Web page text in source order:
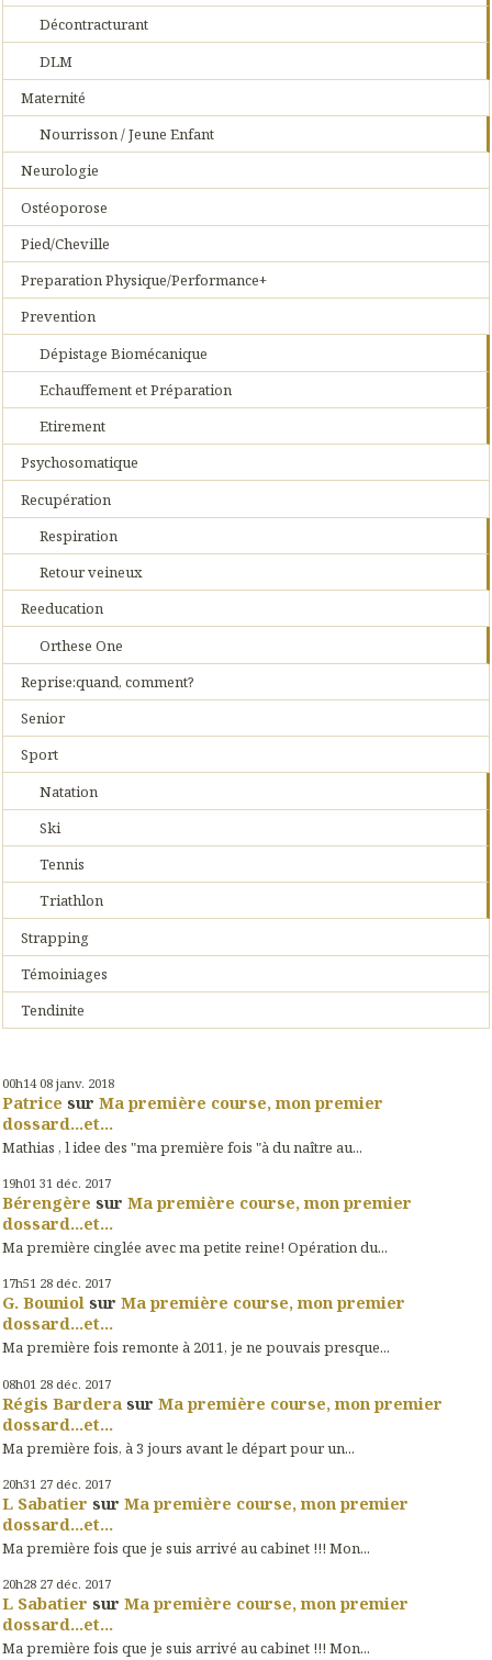
Décontracturant
DLM
Maternité
Nourrisson / Jeune Enfant
Neurologie
Ostéoporose
Pied/Cheville
Preparation Physique/Performance+
Prevention
Dépistage Biomécanique
Echauffement et Préparation
Etirement
Psychosomatique
Recupération
Respiration
Retour veineux
Reeducation
Orthese One
Reprise:quand, comment?
Senior
Sport
Natation
Ski
Tennis
Triathlon
Strapping
Témoiniages
Tendinite
00h14 08 janv. 2018
Patrice sur Ma première course, mon premier
dossard...et...
Mathias , l idee des "ma première fois "à du naître au...
19h01 31 déc. 2017
Bérengère sur Ma première course, mon premier
dossard...et...
Ma première cinglée avec ma petite reine! Opération du...
17h51 28 déc. 2017
G. Bouniol sur Ma première course, mon premier
dossard...et...
Ma première fois remonte à 2011, je ne pouvais presque...
08h01 28 déc. 2017
Régis Bardera sur Ma première course, mon premier
dossard...et...
Ma première fois, à 3 jours avant le départ pour un...
20h31 27 déc. 2017
L Sabatier sur Ma première course, mon premier
dossard...et...
Ma première fois que je suis arrivé au cabinet !!! Mon...
20h28 27 déc. 2017
L Sabatier sur Ma première course, mon premier
dossard...et...
Ma première fois que je suis arrivé au cabinet !!! Mon...